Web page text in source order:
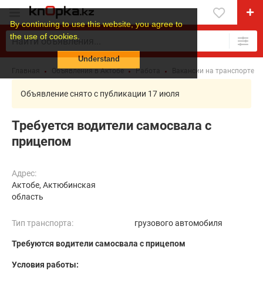
By continuing to use this website, you agree to
the use of cookies.
Understand
Объявления в Актобе Работа Вакансии на транспорте
Объявление снято с публикации 17 июля
Требуется водители самосвала с
прицепом
Адрес:
Актобе, Актюбинская
область
Тип транспорта: грузового автомобиля
Требуются водители самосвала с прицепом
Условия работы: